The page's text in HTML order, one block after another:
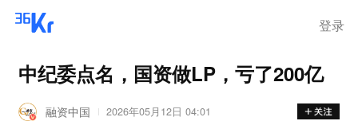
登录
中纪委点名，国资做LP，亏了200亿
融资中国 2026年05月12日 04:01